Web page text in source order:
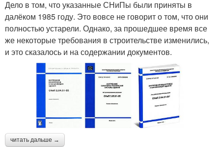
Дело в том, что указанные СНиПы были приняты в
далёком 1985 году. Это вовсе не говорит о том, что они
полностью устарели. Однако, за прошедшее время все
же некоторые требования в строительстве изменились,
и это сказалось и на содержании документов.
читать дальше →